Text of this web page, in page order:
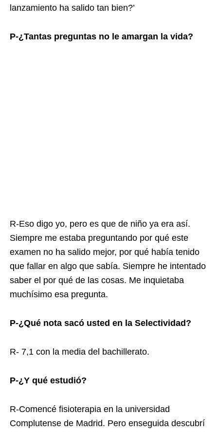
lanzamiento ha salido tan bien?’
P-¿Tantas preguntas no le amargan la vida?
R-Eso digo yo, pero es que de niño ya era así.
Siempre me estaba preguntando por qué este
examen no ha salido mejor, por qué había tenido
que fallar en algo que sabía. Siempre he intentado
saber el por qué de las cosas. Me inquietaba
muchísimo esa pregunta.
P-¿Qué nota sacó usted en la Selectividad?
R- 7,1 con la media del bachillerato.
P-¿Y qué estudió?
R-Comencé fisioterapia en la universidad
Complutense de Madrid. Pero enseguida descubrí